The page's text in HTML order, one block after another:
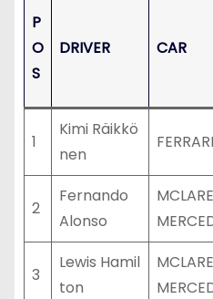
P
O
S
DRIVER CAR
1
Kimi Räikkö
nen
FERRARI
2
Fernando
Alonso
3
Lewis Hamil
ton